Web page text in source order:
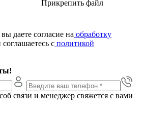
Прикрепить файл
даете согласие на обработку
соглашаетесь с политикой
связи и менеджер свяжется с вами